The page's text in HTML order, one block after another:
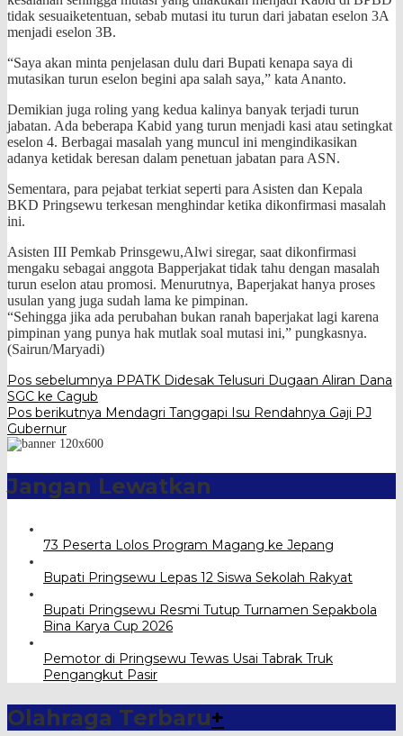
tidak sesuaiketentuan, sebab mutasi itu turun dari jabatan eselon 3A
menjadi eselon 3B.
“Saya akan minta penjelasan dulu dari Bupati kenapa saya di
mutasikan turun eselon begini apa salah saya,” kata Ananto.
Demikian juga roling yang kedua kalinya banyak terjadi turun
jabatan. Ada beberapa Kabid yang turun menjadi kasi atau setingkat
eselon 4. Berbagai masalah yang muncul ini mengindikasikan
adanya ketidak beresan dalam penetuan jabatan para ASN.
Sementara, para pejabat terkiat seperti para Asisten dan Kepala
BKD Pringsewu terkesan menghindar ketika dikonfirmasi masalah
ini.
Asisten III Pemkab Prinsgewu,Alwi siregar, saat dikonfirmasi
mengaku sebagai anggota Bapperjakat tidak tahu dengan masalah
turun eselon atau promosi. Menurutnya, Baperjakat hanya proses
usulan yang juga sudah lama ke pimpinan.
“Sehingga jika ada perubahan bukan ranah baperjakat lagi karena
pimpinan yang punya hak mutlak soal mutasi ini,” pungkasnya.
(Sairun/Maryadi)
Navigasi
pos
Pos sebelumnya PPATK Didesak Telusuri Dugaan Aliran Dana
SGC ke Cagub
Pos berikutnya Mendagri Tanggapi Isu Rendahnya Gaji PJ
Gubernur
Jangan Lewatkan
73 Peserta Lolos Program Magang ke Jepang
Bupati Pringsewu Lepas 12 Siswa Sekolah Rakyat
Bupati Pringsewu Resmi Tutup Turnamen Sepakbola
Bina Karya Cup 2026
Pemotor di Pringsewu Tewas Usai Tabrak Truk
Pengangkut Pasir
Olahraga Terbaru+